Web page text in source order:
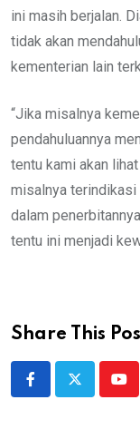
ini masih berjalan.
tidak akan
kementerian lain
“Jika misalnya
pendahuluannya
tentu kami akan
misalnya terindikasi
dalam
tentu ini menjadi
Share This